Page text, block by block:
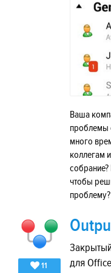
Ваша
проблемы
много
коллегам
чтобы
проблему?
11
для